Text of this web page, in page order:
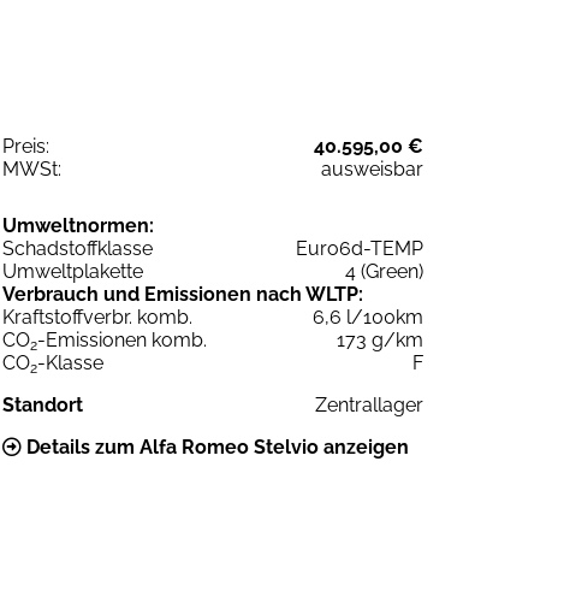
Preis:
40.595,00 €
MWSt:
ausweisbar
Umweltnormen:
Schadstoffklasse
Euro6d-TEMP
Umweltplakette
4 (Green)
Verbrauch und Emissionen nach WLTP:
Kraftstoffverbr. komb.
6,6 l/100km
CO2-Emissionen komb.
173 g/km
CO2-Klasse
F
Standort
Zentrallager
Details zum Alfa Romeo Stelvio anzeigen